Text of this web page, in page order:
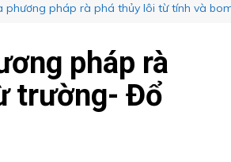
phương pháp rà phá thủy lôi từ tính và
pháp rà
trường- Đổ